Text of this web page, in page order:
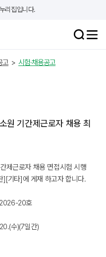
리집입니다.
고 > 시험·채용공고
원 기간제근로자 채용 최
제근로자 채용 면접시험 시행
][기타]에 게재 하고자 합니다.
2026-20호
수)(7일간)